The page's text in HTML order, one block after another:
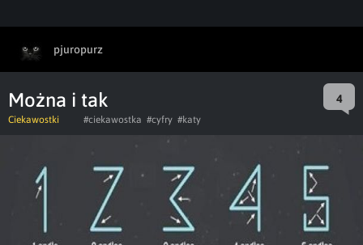
pjuropurz
Można i tak 4
Ciekawostki #ciekawostka #cyfry #katy